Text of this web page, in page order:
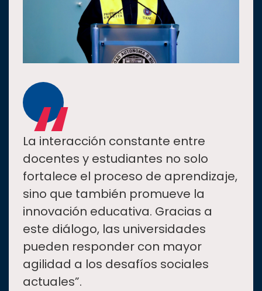
“
La interacción constante entre
docentes y estudiantes no solo
fortalece el proceso de aprendizaje,
sino que también promueve la
innovación educativa. Gracias a
este diálogo, las universidades
pueden responder con mayor
agilidad a los desafíos sociales
actuales”.